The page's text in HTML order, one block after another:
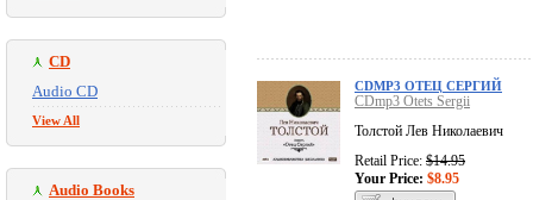
CD
Audio CD
View All
Audio Books
CDMP3 ОТЕЦ СЕРГИЙ
CDmp3 Otets Sergii
Толстой Лев Николаевич
Retail Price: $14.95
Your Price: $8.95